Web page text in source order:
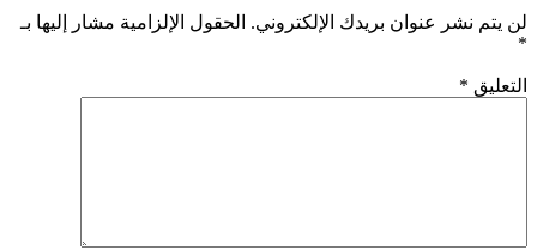
لن يتم نشر عنوان بريدك الإلكتروني. الحقول الإلزامية مشار إليها بـ
*
التعليق *